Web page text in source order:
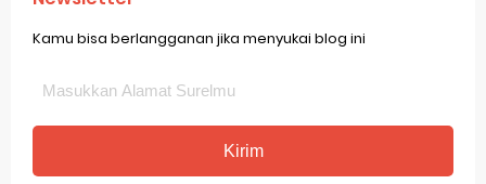
Kamu bisa berlangganan jika menyukai blog ini